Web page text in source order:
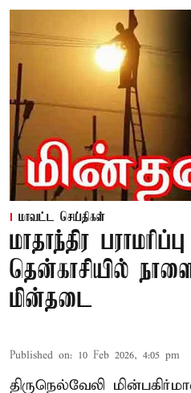
மாவட்ட செய்திகள்
மாதாந்திர
தென்காசியில்
மின்தடை
Published on: 10 Feb 2026, 4:05 pm
திருநெல்வேலி